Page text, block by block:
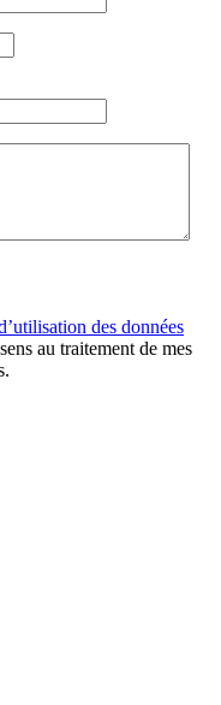
des données
au traitement de mes